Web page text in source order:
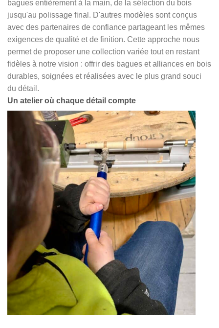
bagues entièrement à la main, de la sélection du bois
jusqu'au polissage final. D'autres modèles sont conçus
avec des partenaires de confiance partageant les mêmes
exigences de qualité et de finition. Cette approche nous
permet de proposer une collection variée tout en restant
fidèles à notre vision : offrir des bagues et alliances en bois
durables, soignées et réalisées avec le plus grand souci
du détail.
Un atelier où chaque détail compte